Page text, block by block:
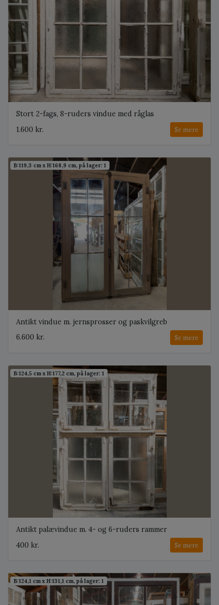
Stort 2-fags, 8-ruders vindue med råglas
1.600 kr.
Se mere
B:119,3 cm x H:168,9 cm, på lager: 1
Antikt vindue m. jernsprosser og paskvilgreb
6.600 kr.
Se mere
B:124,5 cm x H:177,2 cm, på lager: 1
Antikt palævindue m. 4- og 6-ruders rammer
400 kr.
Se mere
B:124,1 cm x H:131,1 cm, på lager: 1